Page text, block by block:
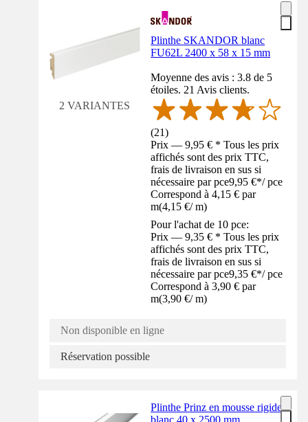
2 VARIANTES
Plinthe SKANDOR blanc
FU62L 2400 x 58 x 15 mm
Moyenne des avis : 3.8 de 5
étoiles. 21 Avis clients.
(21)
Prix — 9,95 € * Tous les prix
affichés sont des prix TTC,
frais de livraison en sus si
nécessaire par pce9,95 €*/ pce
Correspond à 4,15 € par
m(4,15 €/ m)
Pour l'achat de 10 pce:
Prix — 9,35 € * Tous les prix
affichés sont des prix TTC,
frais de livraison en sus si
nécessaire par pce9,35 €*/ pce
Correspond à 3,90 € par
m(3,90 €/ m)
Non disponible en ligne
Réservation possible
Plinthe Prinz en mousse rigide